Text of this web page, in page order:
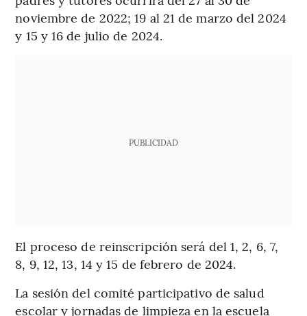
noviembre de 2022; 19 al 21 de marzo del 2024
y 15 y 16 de julio de 2024.
PUBLICIDAD
El proceso de reinscripción será del 1, 2, 6, 7,
8, 9, 12, 13, 14 y 15 de febrero de 2024.
La sesión del comité participativo de salud
escolar y jornadas de limpieza en la escuela